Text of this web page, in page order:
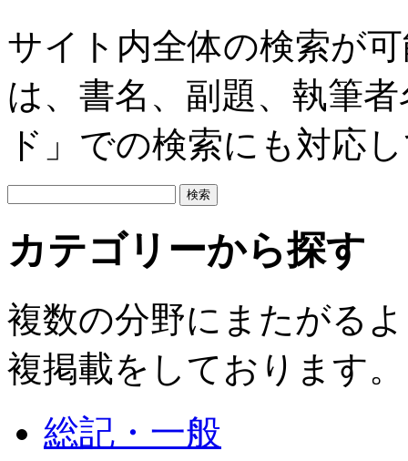
サイト内全体の検索が
は、書名、副題、執筆
ド」での検索にも対応
カテゴリーから探す
複数の分野にまたがる
複掲載をしております。
総記・一般